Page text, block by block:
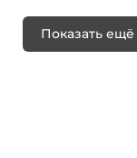
Показать ещё